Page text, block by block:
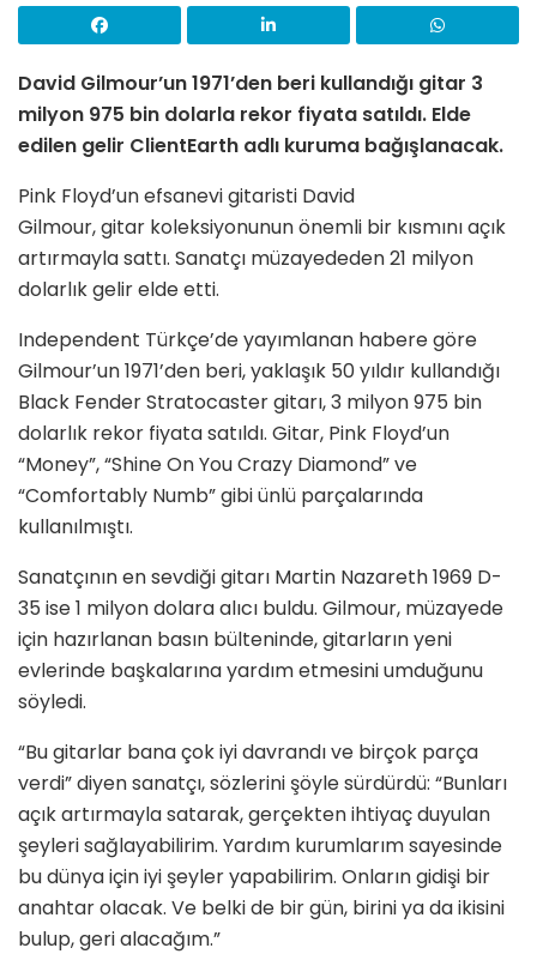
David Gilmour’un 1971’den beri kullandığı gitar 3
milyon 975 bin dolarla rekor fiyata satıldı. Elde
edilen gelir ClientEarth adlı kuruma bağışlanacak.
Pink Floyd’un efsanevi gitaristi David
Gilmour, gitar koleksiyonunun önemli bir kısmını açık
artırmayla sattı. Sanatçı müzayededen 21 milyon
dolarlık gelir elde etti.
Independent Türkçe’de yayımlanan habere göre
Gilmour’un 1971’den beri, yaklaşık 50 yıldır kullandığı
Black Fender Stratocaster gitarı, 3 milyon 975 bin
dolarlık rekor fiyata satıldı. Gitar, Pink Floyd’un
“Money”, “Shine On You Crazy Diamond” ve
“Comfortably Numb” gibi ünlü parçalarında
kullanılmıştı.
Sanatçının en sevdiği gitarı Martin Nazareth 1969 D-
35 ise 1 milyon dolara alıcı buldu. Gilmour, müzayede
için hazırlanan basın bülteninde, gitarların yeni
evlerinde başkalarına yardım etmesini umduğunu
söyledi.
“Bu gitarlar bana çok iyi davrandı ve birçok parça
verdi” diyen sanatçı, sözlerini şöyle sürdürdü: “Bunları
açık artırmayla satarak, gerçekten ihtiyaç duyulan
şeyleri sağlayabilirim. Yardım kurumlarım sayesinde
bu dünya için iyi şeyler yapabilirim. Onların gidişi bir
anahtar olacak. Ve belki de bir gün, birini ya da ikisini
bulup, geri alacağım.”